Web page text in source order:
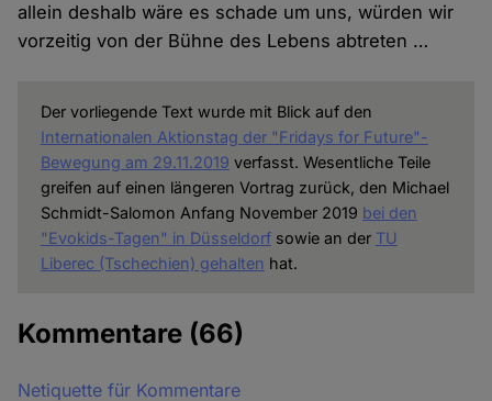
allein deshalb wäre es schade um uns, würden wir
vorzeitig von der Bühne des Lebens abtreten …
Der vorliegende Text wurde mit Blick auf den
Internationalen Aktionstag der "Fridays for Future"-
Bewegung am 29.11.2019 verfasst. Wesentliche Teile
greifen auf einen längeren Vortrag zurück, den Michael
Schmidt-Salomon Anfang November 2019 bei den
"Evokids-Tagen" in Düsseldorfsowie an der TU
Liberec (Tschechien) gehalten hat.
Kommentare (66)
Netiquette für Kommentare